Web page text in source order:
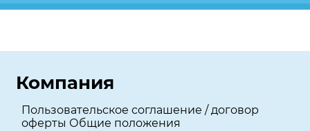
Компания
Пользовательское соглашение / договор
оферты Общие положения